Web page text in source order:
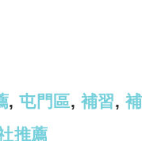
k
p
, 屯門區, 補習, 補
推薦